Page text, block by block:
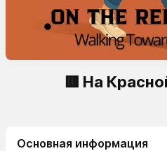
🟥 На
Основная информация